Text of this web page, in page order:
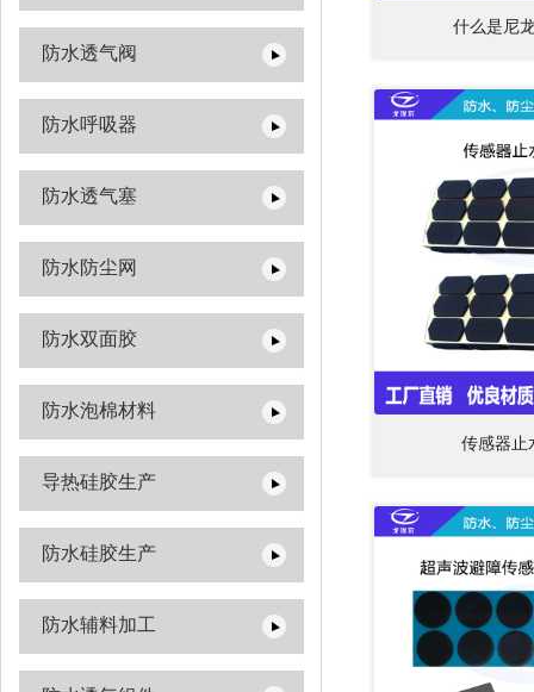
防水透气阀
防水呼吸器
防水透气塞
防水防尘网
防水双面胶
防水泡棉材料
导热硅胶生产
防水硅胶生产
防水辅料加工
什么是尼
传感器止